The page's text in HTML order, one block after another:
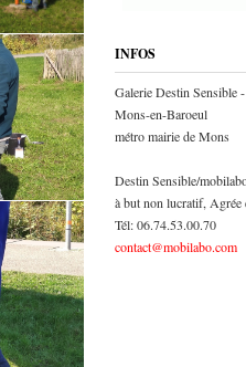
INFOS
Galerie Destin Sensible
Mons-en-Baroeul
métro mairie de Mons
Destin Sensible/
à but non lucratif, Agrée
Tél: 06.74.53.00.70
contact@mobilabo.com